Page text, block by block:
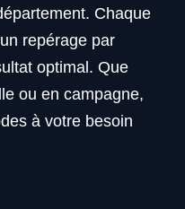
Chaque
repérage par
optimal. Que
ou en campagne,
à votre besoin